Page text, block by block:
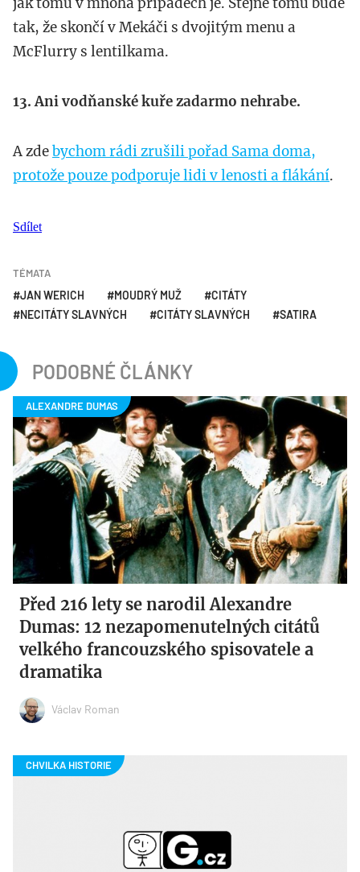
tak, že skončí v Mekáči s dvojitým menu a
McFlurry s lentilkama.
13. Ani vodňanské kuře zadarmo nehrabe.
A zdebychom rádi zrušili pořad Sama doma,
protože pouze podporuje lidi v lenosti a flákání.
Sdílet
TÉMATA
JAN WERICH MOUDRÝ MUŽ
CITÁTY
NECITÁTY SLAVNÝCH
CITÁTY SLAVNÝCH SATIRA
PODOBNÉ ČLÁNKY
Před 216 lety se narodil Alexandre
Dumas: 12 nezapomenutelných citátů
velkého francouzského spisovatele a
dramatika
Václav Roman